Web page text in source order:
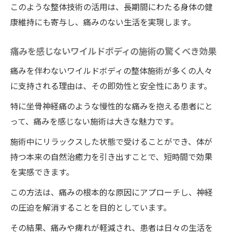
このような整体技術の活用は、長期間にわたる身体の健
康維持にも寄与し、痛みのない生活を実現します。
痛みを感じないワイルドボディの施術の驚くべき効果
痛みを伴わないワイルドボディの整体施術が多くの人々
に支持される理由は、その即効性と安全性にあります。
特に坐骨神経痛のような慢性的な痛みを抱える患者にと
って、痛みを感じない施術は大きな魅力です。
施術中にリラックスした状態で受けることができ、体が
持つ本来の自然治癒力を引き出すことで、短時間で効果
を実感できます。
この方法は、痛みの根本的な原因にアプローチし、神経
の圧迫を解消することを目的としています。
その結果、痛みや痺れが軽減され、患者は日々の生活を